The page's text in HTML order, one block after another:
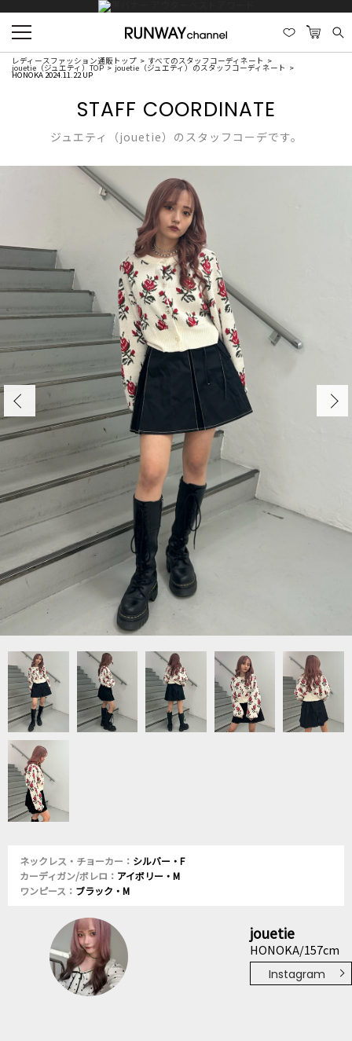
レディースファッション通販トップ すべてのスタッフコーディネート
jouetie（ジュエティ）TOP jouetie（ジュエティ）のスタッフコーディネート
HONOKA 2024.11.22 UP
STAFF COORDINATE
ジュエティ（jouetie）のスタッフコーデです。
ネックレス・チョーカー： シルバー・F
カーディガン/ボレロ： アイボリー・M
ワンピース： ブラック・M
jouetie
HONOKA/157cm
Instagram